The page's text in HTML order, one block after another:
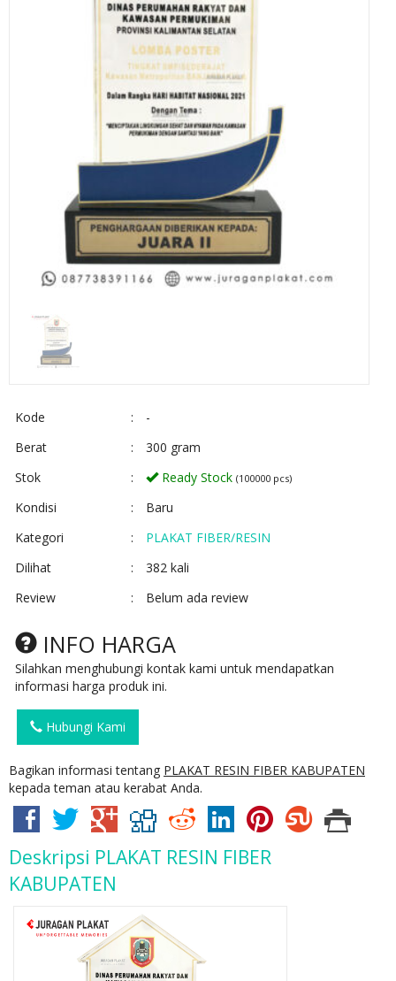
Kode :
-
Berat
:
300 gram
Stok
: Ready Stock (100000 pcs)
Kondisi :
Baru
Kategori
:
PLAKAT FIBER/RESIN
Dilihat
:
382 kali
Review
: Belum ada review
INFO HARGA
Silahkan menghubungi kontak kami untuk mendapatkan
informasi harga produk ini.
Hubungi Kami
Bagikan informasi tentang PLAKAT RESIN FIBER KABUPATEN
kepada teman atau kerabat Anda.
Deskripsi PLAKAT RESIN FIBER
KABUPATEN